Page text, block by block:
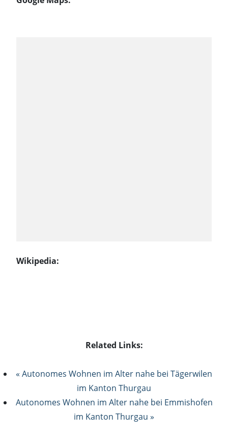
Wikipedia:
Related Links:
« Autonomes Wohnen im Alter nahe bei Tägerwilen
im Kanton Thurgau
Autonomes Wohnen im Alter nahe bei Emmishofen
im Kanton Thurgau »